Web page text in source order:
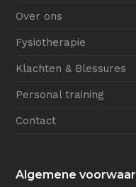
Over ons
Fysiotherapie
Klachten & Blessures
Personal training
Contact
Algemene